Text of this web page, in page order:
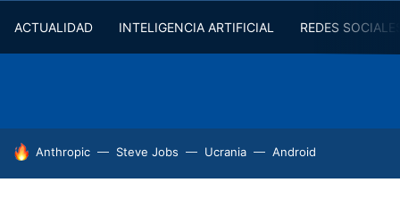
ACTUALIDAD INTELIGENCIA ARTIFICIAL REDES
HOY SE HABLA DE
Anthropic Steve Jobs Ucrania Android